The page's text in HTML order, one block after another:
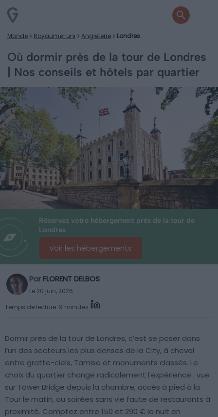
Monde Royaume-uni Angleterre Londres
Où dormir près de la tour de Londres
| Nos conseils et hôtels par quartier
Réservez votre hébergement près de la tour de
Londres
Voir les hébergements
Par FLORENT DELBOS
Le 20 juin, 2026
Temps de lecture: 9 minutes
Dormir près de la tour de Londres, c’est se poser dans
l’un des secteurs les plus denses de la City, à cheval
entre gratte-ciels, Tamise et monuments classés. Le
choix du quartier change radicalement l’expérience : vue
sur Tower Bridge depuis la chambre, accès à pied à la
Tour le matin, ou soirées sans vie faute de restaurants à
proximité. Comptez entre 150 et 290 € la nuit en